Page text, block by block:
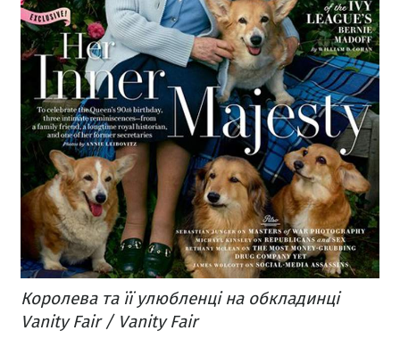
Королева та її улюбленці на обкладинці
Vanity Fair / Vanity Fair